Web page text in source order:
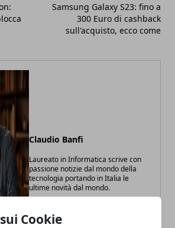
Cookie
Samsung Galaxy S23: fino a
300 Euro di cashback
sull'acquisto, ecco come
Claudio Banfi
Laureato in Informatica scrive con
passione notizie dal mondo della
tecnologia portando in Italia le
ultime novità dal mondo.